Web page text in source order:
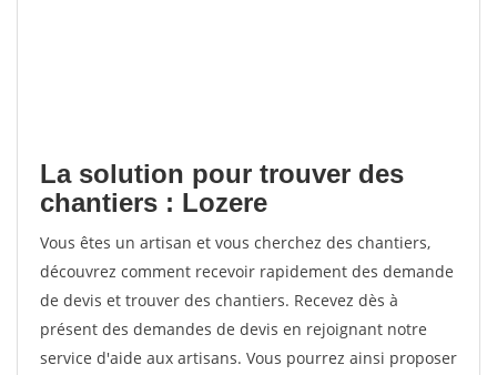
La solution pour trouver des
chantiers : Lozere
Vous êtes un artisan et vous cherchez des chantiers,
découvrez comment recevoir rapidement des demande
de devis et trouver des chantiers. Recevez dès à
présent des demandes de devis en rejoignant notre
service d'aide aux artisans. Vous pourrez ainsi proposer